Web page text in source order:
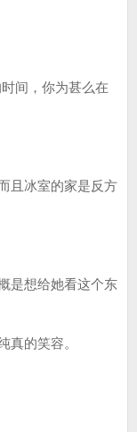
间，你为甚么在
冰室的家是反方
想给她看这个东
的笑容。